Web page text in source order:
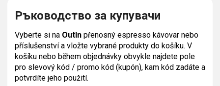
Ръководство за купувачи
Vyberte si na OutIn přenosný espresso kávovar nebo
příslušenství a vložte vybrané produkty do košíku. V
košíku nebo během objednávky obvykle najdete pole
pro slevový kód / promo kód (kupón), kam kód zadáte a
potvrdíte jeho použití.